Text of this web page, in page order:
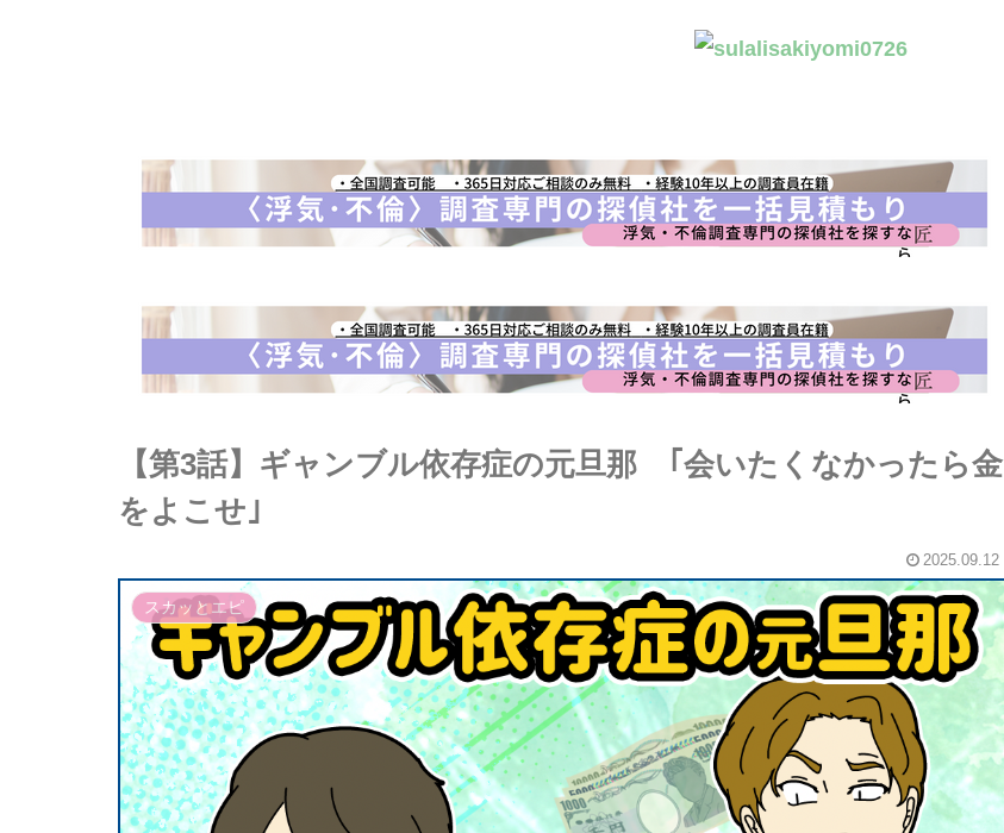
【第3話】ギャンブル依存症の元旦那 ｢会いたくなかったら金
をよこせ｣
2025.09.12
スカッとエピ